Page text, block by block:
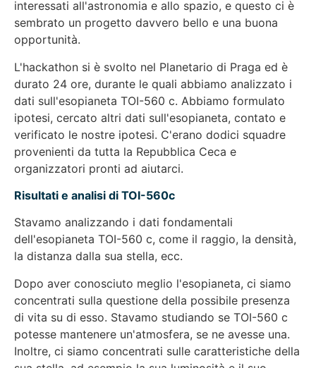
interessati all'astronomia e allo spazio, e questo ci è
sembrato un progetto davvero bello e una buona
opportunità.
L'hackathon si è svolto nel Planetario di Praga ed è
durato 24 ore, durante le quali abbiamo analizzato i
dati sull'esopianeta TOI-560 c. Abbiamo formulato
ipotesi, cercato altri dati sull'esopianeta, contato e
verificato le nostre ipotesi. C'erano dodici squadre
provenienti da tutta la Repubblica Ceca e
organizzatori pronti ad aiutarci.
Risultati e analisi di TOI-560c
Stavamo analizzando i dati fondamentali
dell'esopianeta TOI-560 c, come il raggio, la densità,
la distanza dalla sua stella, ecc.
Dopo aver conosciuto meglio l'esopianeta, ci siamo
concentrati sulla questione della possibile presenza
di vita su di esso. Stavamo studiando se TOI-560 c
potesse mantenere un'atmosfera, se ne avesse una.
Inoltre, ci siamo concentrati sulle caratteristiche della